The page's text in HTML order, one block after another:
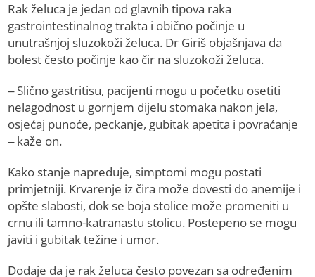
Rak želuca je jedan od glavnih tipova raka
gastrointestinalnog trakta i obično počinje u
unutrašnjoj sluzokoži želuca. Dr Giriš objašnjava da
bolest često počinje kao čir na sluzokoži želuca.
– Slično gastritisu, pacijenti mogu u početku osetiti
nelagodnost u gornjem dijelu stomaka nakon jela,
osjećaj punoće, peckanje, gubitak apetita i povraćanje
– kaže on.
Kako stanje napreduje, simptomi mogu postati
primjetniji. Krvarenje iz čira može dovesti do anemije i
opšte slabosti, dok se boja stolice može promeniti u
crnu ili tamno-katranastu stolicu. Postepeno se mogu
javiti i gubitak težine i umor.
Dodaje da je rak želuca često povezan sa određenim